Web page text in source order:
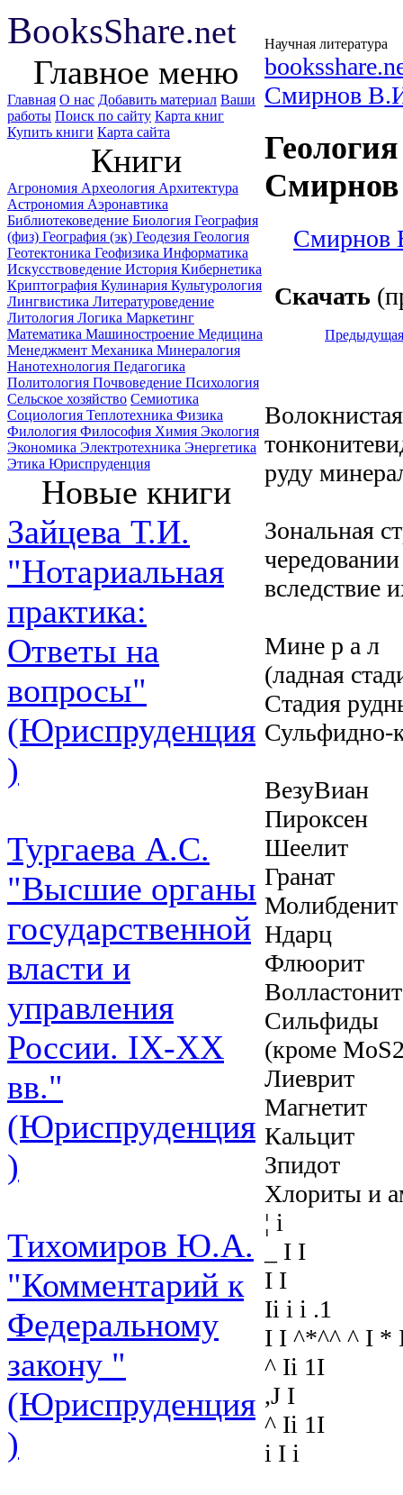
BooksShare.net Научная литература
Главное меню
Главная О нас Добавить материал Ваши
работы Поиск по сайту Карта книг
Купить книги Карта сайта
Книги
Агрономия Археология Архитектура
Астрономия Аэронавтика
Библиотековедение Биология География
(физ) География (эк) Геодезия Геология
Геотектоника Геофизика Информатика
Искусствоведение История Кибернетика
Криптография Кулинария Культурология
Лингвистика Литературоведение
Литология Логика Маркетинг
Математика Машиностроение Медицина
Менеджмент Механика Минералогия
Нанотехнология Педагогика
Политология Почвоведение Психология
Сельское хозяйство Семиотика
Социология Теплотехника Физика
Филология Философия Химия Экология
Экономика Электротехника Энергетика
Этика Юриспруденция
Новые книги
Зайцева Т.И.
"Нотариальная
практика:
Ответы на
вопросы"
(Юриспруденция
)
Тургаева А.С.
"Высшие органы
государственной
власти и
управления
России. IХ-ХХ
вв."
(Юриспруденция
)
Тихомиров Ю.А.
"Комментарий к
Федеральному
закону "
(Юриспруденция
)
Смирнов
Смирнов
Скачать
Предыдущая
руду
Зональная
вследствие
Мине р а л
(ладная
Стадия
Сульфидно-
ВезуВиан
Пироксен
Шеелит
Гранат
Молибденит
Ндарц
Флюорит
Волластонит
Сильфиды
(кроме
Лиеврит
Магнетит
Кальцит
Зпидот
Хлориты и
¦ і
_ I I
I I
Iі і і .1
I I ^*^^ ^ I *
^ Iі 1I
,J I
^ Iі 1I
i I i